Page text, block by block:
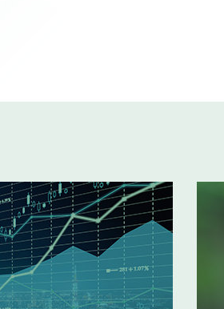
状況に関するお知らせ （
ジュアルコミュニケーション事
目的とした株主優待制度拡充